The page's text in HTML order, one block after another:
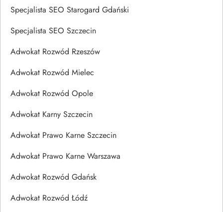
Specjalista SEO Starogard Gdański
Specjalista SEO Szczecin
Adwokat Rozwód Rzeszów
Adwokat Rozwód Mielec
Adwokat Rozwód Opole
Adwokat Karny Szczecin
Adwokat Prawo Karne Szczecin
Adwokat Prawo Karne Warszawa
Adwokat Rozwód Gdańsk
Adwokat Rozwód Łódź